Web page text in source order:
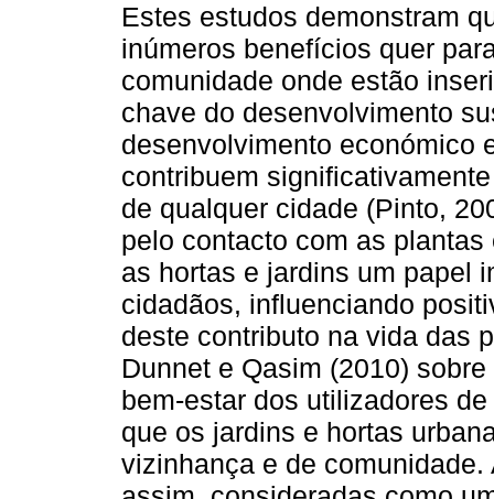
Estes estudos demonstram
inúmeros benefícios quer
comunidade onde estão
chave do desenvolvimento
desenvolvimento económico
contribuem
de qualquer cidade (Pinto,
pelo contacto com as
as hortas e jardins um papel
cidadãos, influenciando
deste contributo na vida das
Dunnet e Qasim (2010)
bem-estar dos utilizadores
que os jardins e hortas
vizinhança e de